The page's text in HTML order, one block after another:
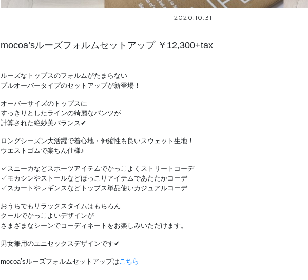
2020.10.31
mocoa’sルーズフォルムセットアップ ￥12,300+tax
ルーズなトップスのフォルムがたまらない
プルオーバータイプのセットアップが新登場！
オーバーサイズのトップスに
すっきりとしたラインの綺麗なパンツが
計算された絶妙美バランス✔︎
ロングシーズン大活躍で着心地・伸縮性も良いスウェット生地！
ウエストゴムで楽ちん仕様♪
✓スニーカなどスポーツアイテムでかっこよくストリートコーデ
✓モカシンやストールなどほっこりアイテムであたたかコーデ
✓スカートやレギンスなどトップス単品使いカジュアルコーデ
おうちでもリラックスタイムはもちろん
クールでかっこよいデザインが
さまざまなシーンでコーディネートをお楽しみいただけます。
男女兼用のユニセックスデザインです✔︎
mocoa’sルーズフォルムセットアップは こちら